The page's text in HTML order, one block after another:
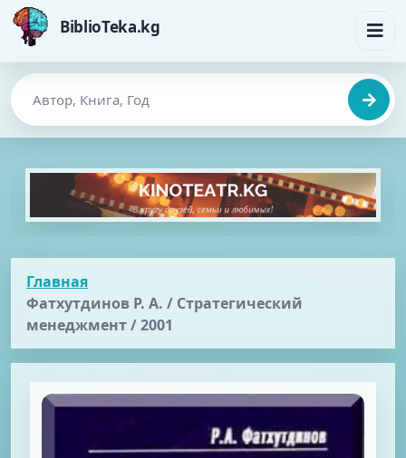
BiblioTeka.kg
Главная
Фатхутдинов Р. А. / Стратегический
менеджмент / 2001